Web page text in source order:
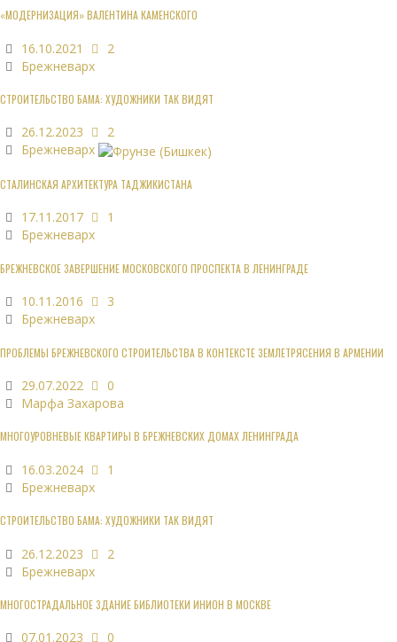
«МОДЕРНИЗАЦИЯ» ВАЛЕНТИНА КАМЕНСКОГО
16.10.2021
2
Брежневарх
СТРОИТЕЛЬСТВО БАМА: ХУДОЖНИКИ ТАК ВИДЯТ
26.12.2023
2
Брежневарх
СТАЛИНСКАЯ АРХИТЕКТУРА ТАДЖИКИСТАНА
17.11.2017
1
Брежневарх
БРЕЖНЕВСКОЕ ЗАВЕРШЕНИЕ МОСКОВСКОГО ПРОСПЕКТА В ЛЕНИНГРАДЕ
10.11.2016
3
Брежневарх
ПРОБЛЕМЫ БРЕЖНЕВСКОГО СТРОИТЕЛЬСТВА В КОНТЕКСТЕ ЗЕМЛЕТРЯСЕНИЯ В АРМЕНИИ
29.07.2022
0
Марфа Захарова
МНОГОУРОВНЕВЫЕ КВАРТИРЫ В БРЕЖНЕВСКИХ ДОМАХ ЛЕНИНГРАДА
16.03.2024
1
Брежневарх
СТРОИТЕЛЬСТВО БАМА: ХУДОЖНИКИ ТАК ВИДЯТ
26.12.2023
2
Брежневарх
МНОГОСТРАДАЛЬНОЕ ЗДАНИЕ БИБЛИОТЕКИ ИНИОН В МОСКВЕ
07.01.2023
0